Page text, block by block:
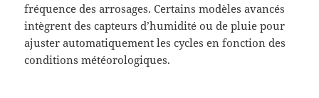
fréquence des arrosages. Certains modèles avancés
intègrent des capteurs d’humidité ou de pluie pour
ajuster automatiquement les cycles en fonction des
conditions météorologiques.